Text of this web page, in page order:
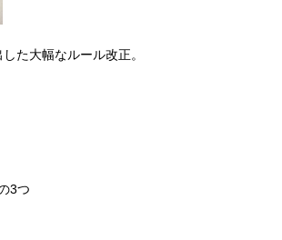
た大幅なルール改正。
3つ